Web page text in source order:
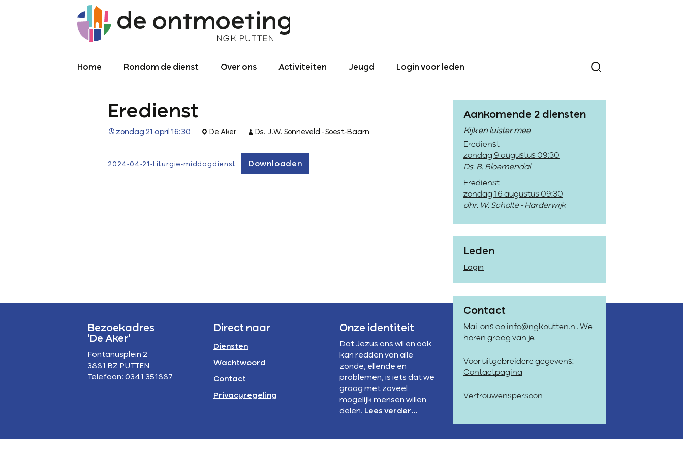
Home Rondom de dienst
Meekijken/luisteren
Over de kerkdienst
Archief liturgie
Diensten
Over ons
Putten 1990 tot
Predikant
Activiteiten
buiten
Binnen- en
buitenland
Jeugd Login voor leden
Eredienst
zondag 21 april 16:30 De Aker Ds. J.W. Sonneveld - Soest-Baarn
2024-04-21-Liturgie-middagdienst Downloaden
Aankomende 2 diensten
Kijk en luister mee
Eredienst
zondag 9 augustus 09:30
Ds. B. Bloemendal
Eredienst
zondag 16 augustus 09:30
dhr. W. Scholte - Harderwijk
Leden
Login
Contact
Mail ons op info@ngkputten.nl . We
horen graag van je.
Voor uitgebreidere gegevens:
Contactpagina
Vertrouwenspersoon
Bezoekadres
'De Aker'
Fontanusplein 2
3881 BZ PUTTEN
Telefoon: 0341 351887
Direct naar
Diensten
Wachtwoord
Contact
Privacyregeling
Onze identiteit
Dat Jezus ons wil en ook
kan redden van alle
zonde, ellende en
problemen, is iets dat we
graag met zoveel
mogelijk mensen willen
delen. Lees verder...